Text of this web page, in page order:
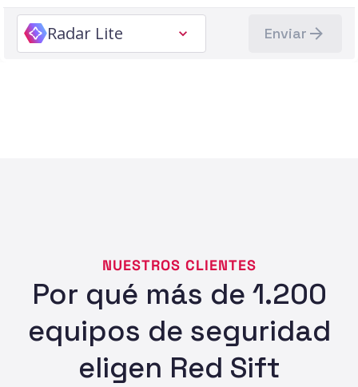
Radar Lite Enviar
NUESTROS CLIENTES
Por qué más de 1.200
equipos de seguridad
eligen Red Sift